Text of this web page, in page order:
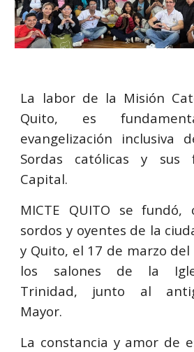
La labor de la Misión
Quito, es
evangelización inclusiva
Sordas católicas y sus
Capital.
MICTE QUITO se fundó,
sordos y oyentes de la
y Quito, el 17 de marzo
los salones de la
Trinidad, junto al
Mayor.
La constancia y amor de